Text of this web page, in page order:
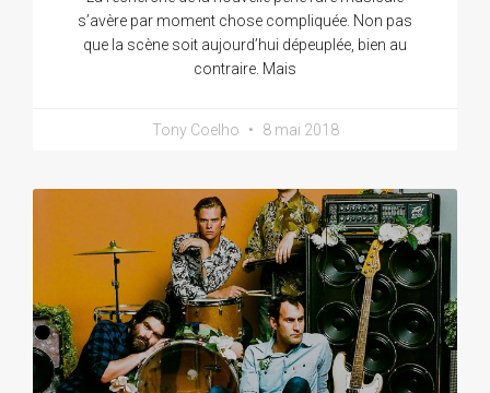
s’avère par moment chose compliquée. Non pas
que la scène soit aujourd’hui dépeuplée, bien au
contraire. Mais
Tony Coelho 8 mai 2018